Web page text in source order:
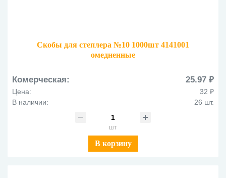
Скобы для степлера №10 1000шт 4141001
омедненные
Комерческая: 25.97 ₽
Цена:
32 ₽
В наличии:
26 шт.
шт
В корзину